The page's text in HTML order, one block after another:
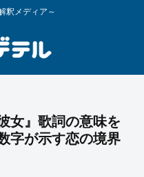
釈メディア～
女』歌詞の意味を
字が示す恋の境界